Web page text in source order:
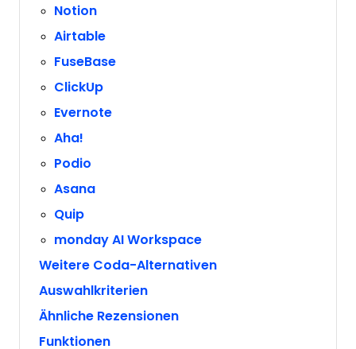
Notion
Airtable
FuseBase
ClickUp
Evernote
Aha!
Podio
Asana
Quip
monday AI Workspace
Weitere Coda-Alternativen
Auswahlkriterien
Ähnliche Rezensionen
Funktionen